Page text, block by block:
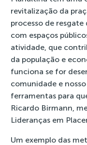
revitalização da
processo de
com espaços
atividade, que
da população e
funciona se for
comunidade e
ferramentas para
Ricardo Birmann,
Lideranças em
Um exemplo das